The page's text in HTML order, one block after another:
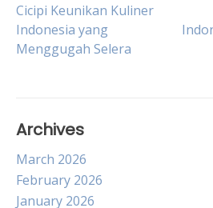
Post
navigation
Cicipi Keunikan Kuliner
Indonesia yang
Menggugah Selera
Archives
March 2026
February 2026
January 2026